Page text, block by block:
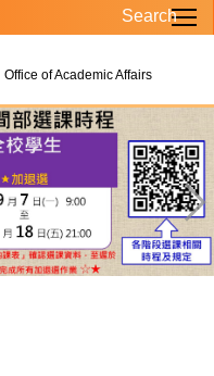
Office of Academic Affairs
Search